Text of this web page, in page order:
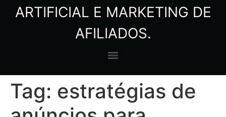
ARTIFICIAL E MARKETING DE
AFILIADOS.
Tag: estratégias de